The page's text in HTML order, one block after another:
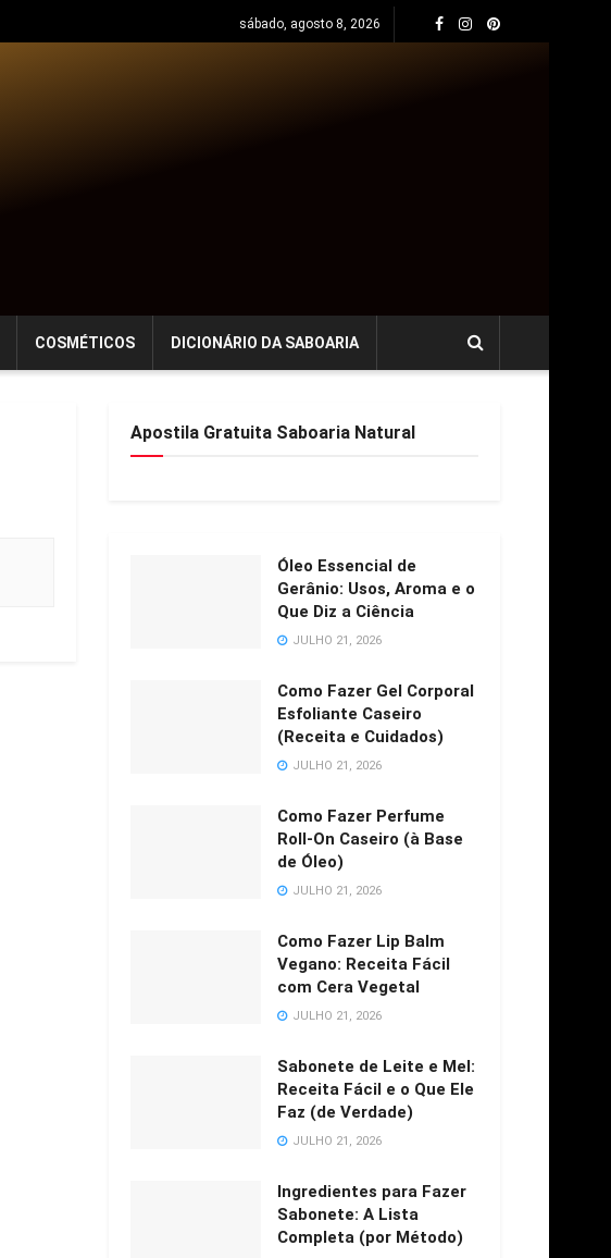
sábado, agosto 8, 2026
COSMÉTICOS DICIONÁRIO DA SABOARIA
Apostila Gratuita Saboaria Natural
Óleo Essencial de
Gerânio: Usos, Aroma e o
Que Diz a Ciência
JULHO 21, 2026
Como Fazer Gel Corporal
Esfoliante Caseiro
(Receita e Cuidados)
JULHO 21, 2026
Como Fazer Perfume
Roll-On Caseiro (à Base
de Óleo)
JULHO 21, 2026
Como Fazer Lip Balm
Vegano: Receita Fácil
com Cera Vegetal
JULHO 21, 2026
Sabonete de Leite e Mel:
Receita Fácil e o Que Ele
Faz (de Verdade)
JULHO 21, 2026
Ingredientes para Fazer
Sabonete: A Lista
Completa (por Método)